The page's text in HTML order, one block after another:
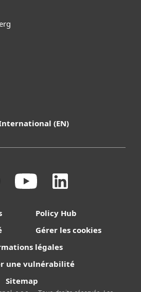
(EN)
Policy Hub
Gérer les cookies
légales
une vulnérabilité
Sitemap